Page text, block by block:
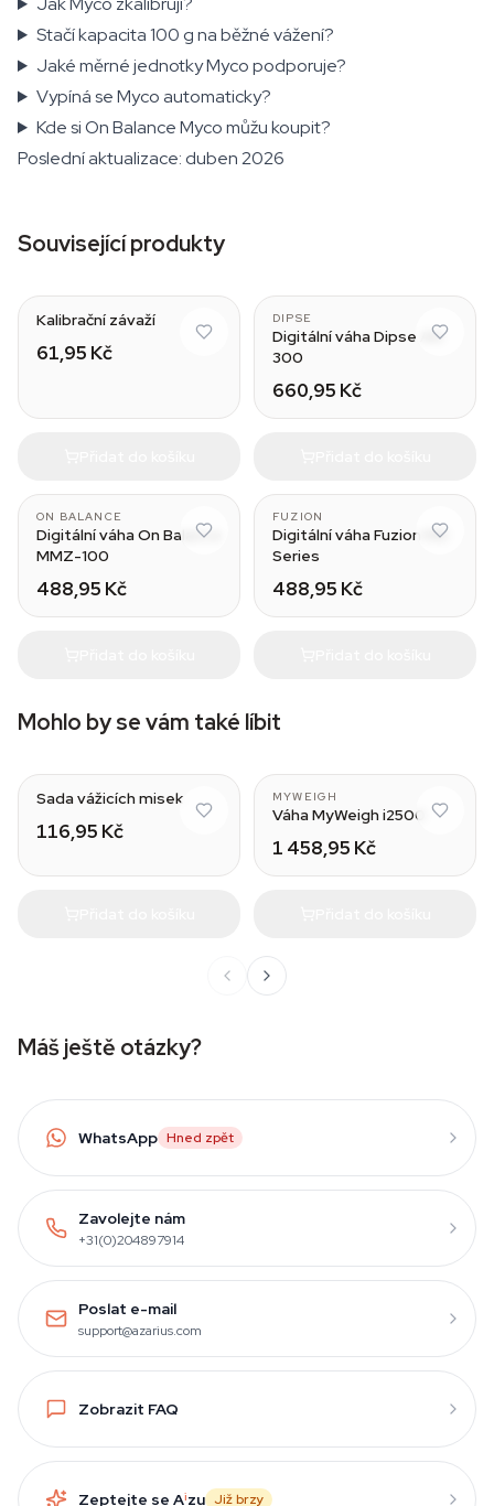
Stačí kapacita 100 g na běžné vážení?
Jaké měrné jednotky Myco podporuje?
Vypíná se Myco automaticky?
Kde si On Balance Myco můžu koupit?
Poslední aktualizace: duben 2026
Související produkty
Kalibrační závaží
61,95 Kč
DIPSE
Digitální váha Dipse AN
300
660,95 Kč
ON BALANCE
Digitální váha On Balance
MMZ-100
488,95 Kč
FUZION
Digitální váha Fuzion MD
Series
488,95 Kč
Mohlo by se vám také líbit
Sada vážicích misek
116,95 Kč
MYWEIGH
Váha MyWeigh i2500
1 458,95 Kč
Máš ještě otázky?
WhatsApp Hned zpět
Zavolejte nám
+31(0)204897914
Poslat e-mail
support@azarius.com
Zobrazit FAQ
Zeptejte se Aizu Již brzy